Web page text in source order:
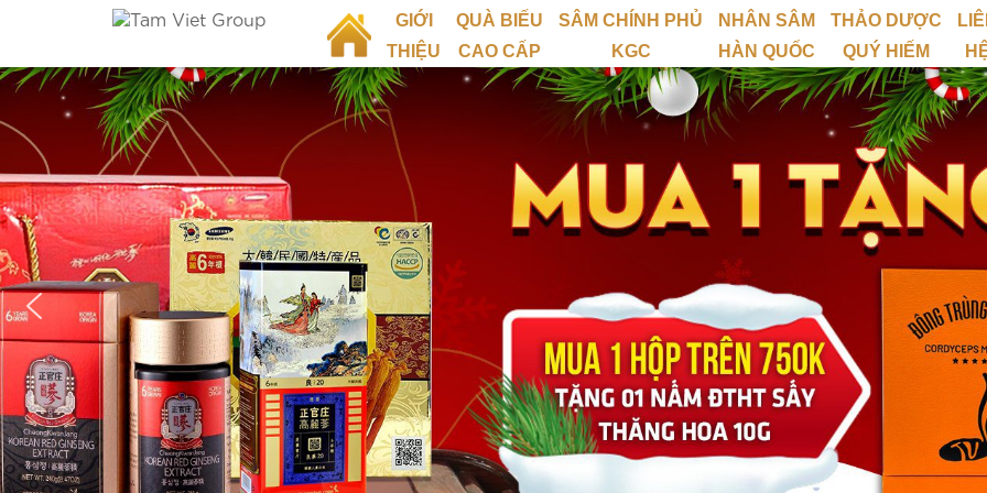
GIỚI
THIỆU
QUÀ BIẾU
CAO CẤP
SÂM CHÍNH PHỦ
KGC
NHÂN SÂM
HÀN QUỐC
THẢO DƯỢC
QUÝ HIẾM